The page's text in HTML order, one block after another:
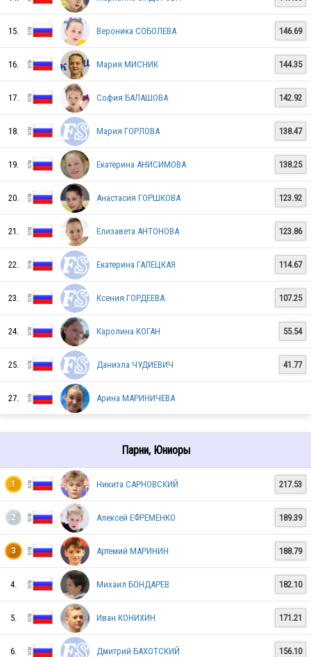
RUS
RUS
RUS
RUS
RUS
RUS
RUS
RUS
RUS
15. Вероника СОБОЛЕВА 146.69
16. Мария МИСНИК 144.35
17. София БАЛАШОВА 142.92
18. Мария ГОРЛОВА 138.47
19. Екатерина АНИСИМОВА 138.25
20. Анастасия ГОРШКОВА 123.92
21. Елизавета АНТОНОВА 123.86
22. Екатерина ГАЛЕЦКАЯ 114.67
23. Ксения ГОРДЕЕВА 107.25
24. Каролина КОГАН 55.54
25. Даниэла ЧУДИЕВИЧ 41.77
27. Арина МАРИНИЧЕВА
Парни, Юниоры
1 Никита САРНОВСКИЙ 217.53
2 Алексей ЕФРЕМЕНКО 189.39
3 Артемий МАРИНИН 188.79
4. Михаил БОНДАРЕВ 182.10
5. Иван КОНИХИН 171.21
6. Дмитрий БАХОТСКИЙ 156.10